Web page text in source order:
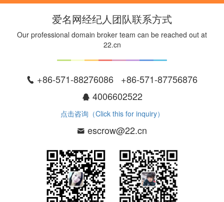
爱名网经纪人团队联系方式
Our professional domain broker team can be reached out at
22.cn
+86-571-88276086 +86-571-87756876
4006602522
点击咨询（Click this for inquiry）
escrow@22.cn